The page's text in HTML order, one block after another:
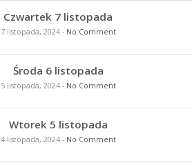
Czwartek 7 listopada
7 listopada, 2024- No Comment
Środa 6 listopada
5 listopada, 2024- No Comment
Wtorek 5 listopada
4 listopada, 2024- No Comment